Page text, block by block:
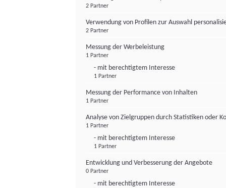
2 Partner
Verwendung von Profilen zur Auswahl
2 Partner
Messung der Werbeleistung
1 Partner
- mit berechtigtem Interesse
1 Partner
Messung der Performance von Inhalten
1 Partner
Analyse von Zielgruppen durch Statistiken oder
1 Partner
- mit berechtigtem Interesse
1 Partner
Entwicklung und Verbesserung der Angebote
0 Partner
- mit berechtigtem Interesse